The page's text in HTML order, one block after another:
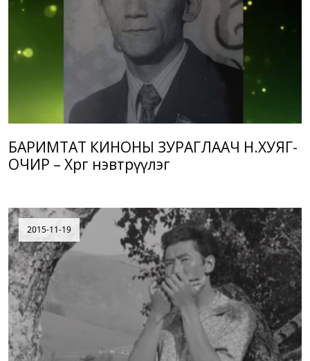
БАРИМТАТ КИНОНЫ ЗУРАГЛААЧ Н.ХУЯГ-
ОЧИР – Хөрөг нэвтрүүлэг
2015-11-19